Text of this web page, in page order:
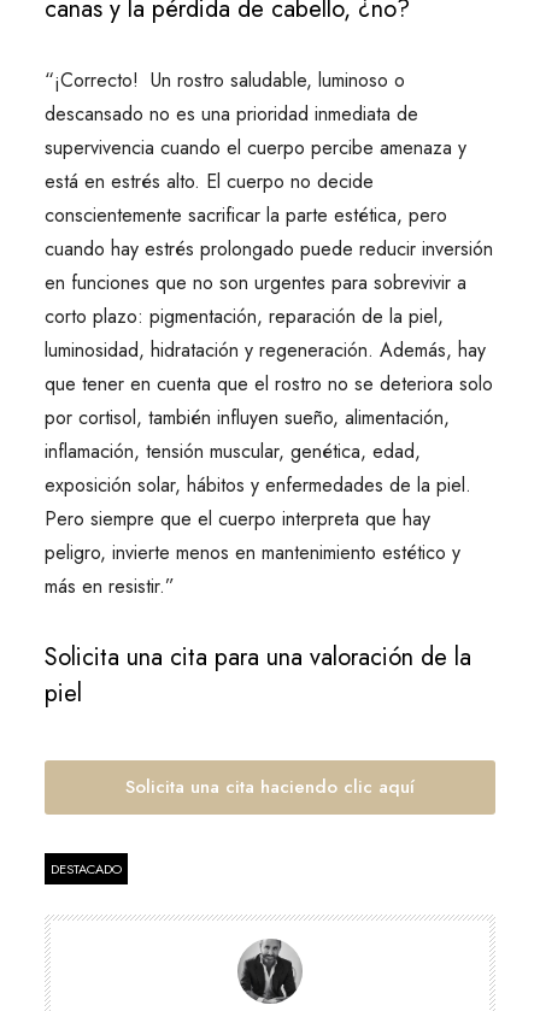
canas y la pérdida de cabello, ¿no?
“¡Correcto! Un rostro saludable, luminoso o
descansado no es una prioridad inmediata de
supervivencia cuando el cuerpo percibe amenaza y
está en estrés alto. El cuerpo no decide
conscientemente sacrificar la parte estética, pero
cuando hay estrés prolongado puede reducir inversión
en funciones que no son urgentes para sobrevivir a
corto plazo: pigmentación, reparación de la piel,
luminosidad, hidratación y regeneración. Además, hay
que tener en cuenta que el rostro no se deteriora solo
por cortisol, también influyen sueño, alimentación,
inflamación, tensión muscular, genética, edad,
exposición solar, hábitos y enfermedades de la piel.
Pero siempre que el cuerpo interpreta que hay
peligro, invierte menos en mantenimiento estético y
más en resistir.”
Solicita una cita para una valoración de la
piel
Solicita una cita haciendo clic aquí
DESTACADO